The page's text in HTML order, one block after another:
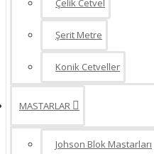
Çelik Cetvel
Şerit Metre
Konik Cetveller
MASTARLAR
Johson Blok Mastarları